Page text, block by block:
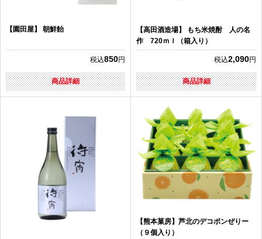
【園田屋】 朝鮮飴
税込850円
商品詳細
【高田酒造場】 もち米焼酎 人の名
作 720ｍｌ（箱入り）
税込2,090円
商品詳細
【熊本菓房】芦北のデコポンぜりー
（９個入り）